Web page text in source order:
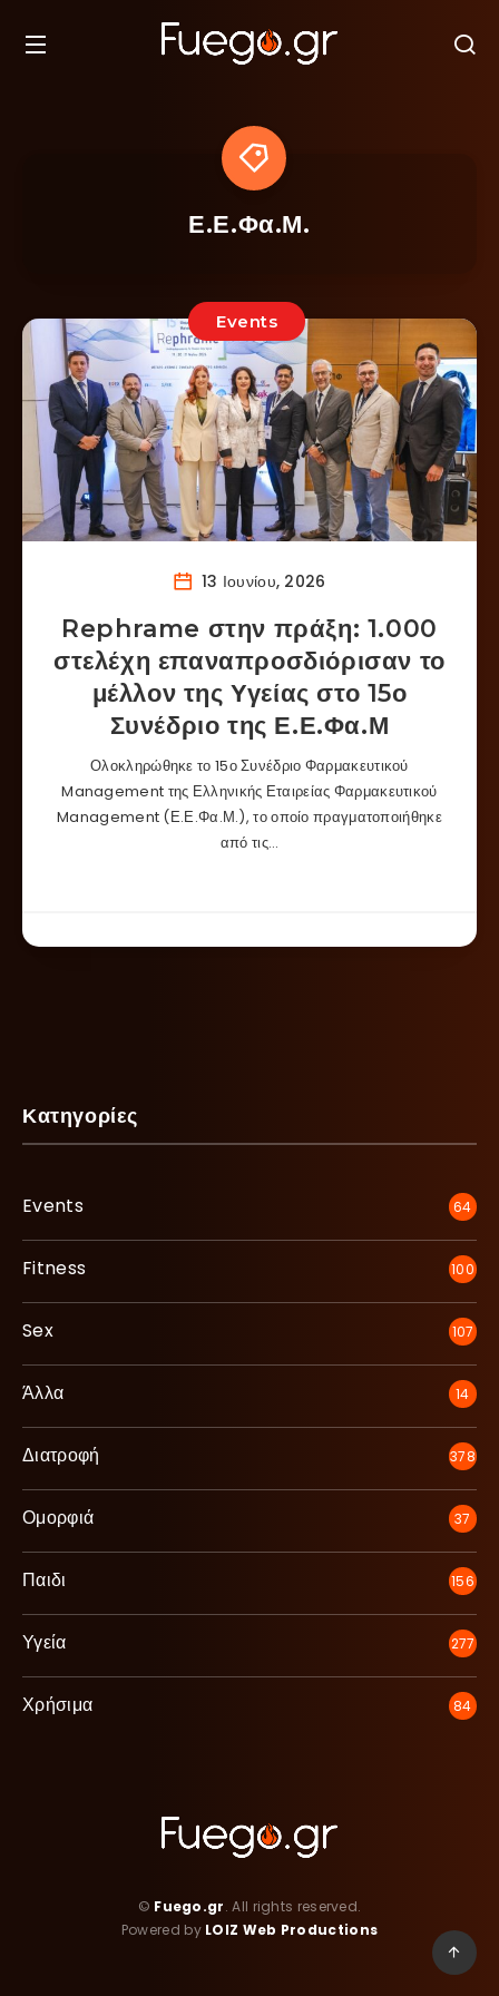
Ε.Ε.Φα.Μ.
Events
13 Ιουνίου, 2026
Rephrame στην πράξη: 1.000
στελέχη επαναπροσδιόρισαν το
μέλλον της Υγείας στο 15ο
Συνέδριο της Ε.Ε.Φα.Μ
Ολοκληρώθηκε το 15ο Συνέδριο Φαρμακευτικού
Management της Ελληνικής Εταιρείας Φαρμακευτικού
Management (Ε.Ε.Φα.Μ.), το οποίο πραγματοποιήθηκε
από τις…
Κατηγορίες
Events 64
Fitness 100
Sex 107
Άλλα 14
Διατροφή 378
Ομορφιά 37
Παιδι 156
Υγεία 277
Χρήσιμα 84
© Fuego.gr. All rights reserved.
Powered by LOIZ Web Productions